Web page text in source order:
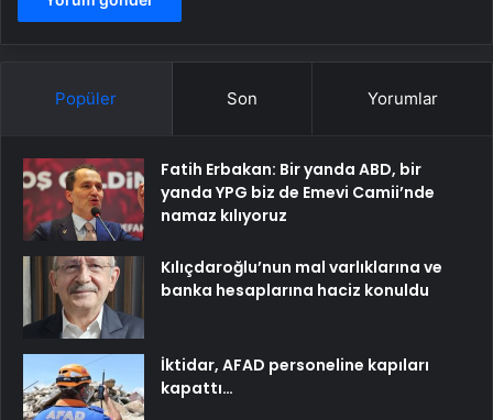
Popüler Son Yorumlar
Fatih Erbakan: Bir yanda ABD, bir
yanda YPG biz de Emevi Camii’nde
namaz kılıyoruz
Kılıçdaroğlu’nun mal varlıklarına ve
banka hesaplarına haciz konuldu
İktidar, AFAD personeline kapıları
kapattı…